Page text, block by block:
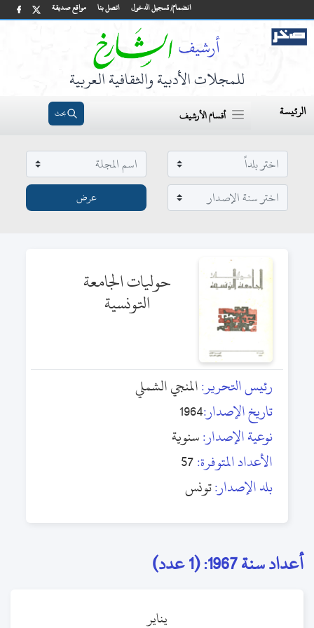
مواقع صديقة اتصل بنا انضمام/ تسجيل الدخول
للمجلات الأدبية والثقافية العربية
الرئيسة أقسام الأرشيف بحث
حوليات الجامعة
التونسية
رئيس التحرير:المنجي الشملي
تاريخ الإصدار:1964
نوعية الإصدار:سنوية
الأعداد المتوفرة:57
بلد الإصدار:تونس
أعداد سنة 1967: (1 عدد)
يناير